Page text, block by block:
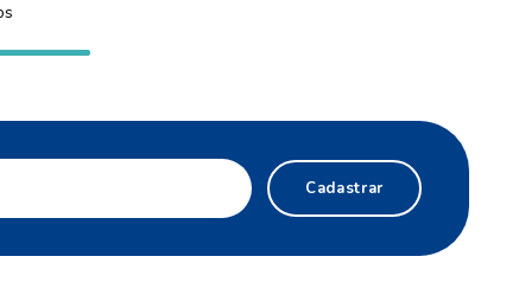
Cadastrar